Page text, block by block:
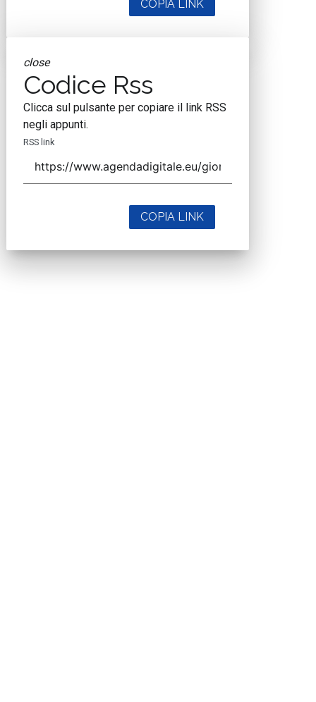
COPIA LINK
close
Codice Rss
Clicca sul pulsante per copiare il link RSS
negli appunti.
RSS link
COPIA LINK